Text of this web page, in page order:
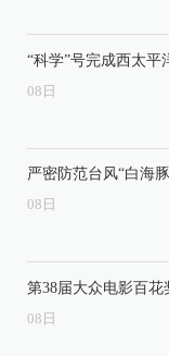
“科学”号完成西太平
08 日
严密防范台风“白海
08 日
第38届大众电影百花
08 日